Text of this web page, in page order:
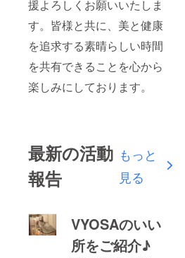
援よろしくお願いいたしま
す。皆様と共に、美と健康
を追求する素晴らしい時間
を共有できることを心から
楽しみにしております。
最新の活動
報告
もっと
見る
VYOSAのいい
所をご紹介♪